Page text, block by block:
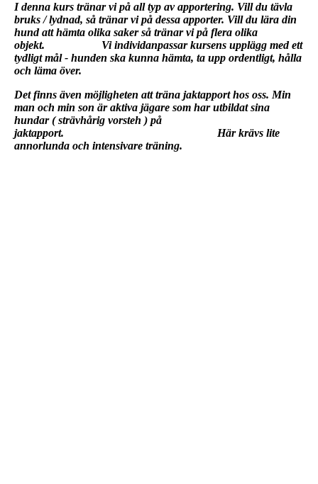
I denna kurs tränar vi på all typ av apportering. Vill du tävla
bruks / lydnad, så tränar vi på dessa apporter. Vill du lära din
hund att hämta olika saker så tränar vi på flera olika
objekt. Vi individanpassar kursens upplägg med ett
tydligt mål - hunden ska kunna hämta, ta upp ordentligt, hålla
och läma över.
Det finns även möjligheten att träna jaktapport hos oss. Min
man och min son är aktiva jägare som har utbildat sina
hundar ( strävhårig vorsteh ) på
jaktapport. Här krävs lite
annorlunda och intensivare träning.